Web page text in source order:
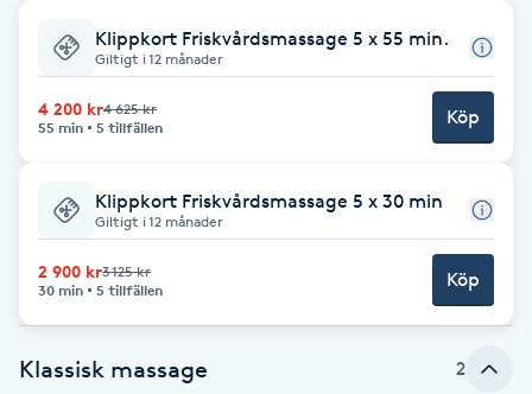
Babylights
Balayage
Barber
BIAB
Klippkort Friskvårdsmassage 5 x 55 min.
Giltigt i 12 månader
4 200 kr4 625 kr
55 min
5 tillfällen Köp
Klippkort Friskvårdsmassage 5 x 30 min
Giltigt i 12 månader
2 900 kr3 125 kr
30 min
5 tillfällen Köp
Klassisk massage 2